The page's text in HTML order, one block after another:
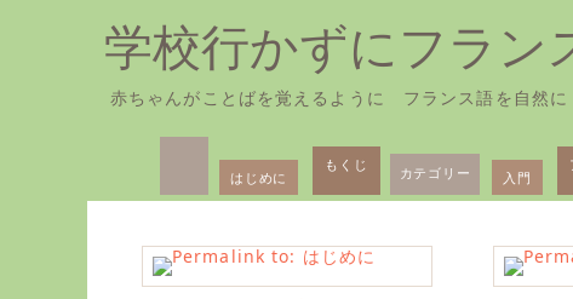
学校行かずにフラン
赤ちゃんがことばを覚えるように フランス語を自然
Primary
Menu
Skip
content
はじめに
もくじ カテゴリー 入門